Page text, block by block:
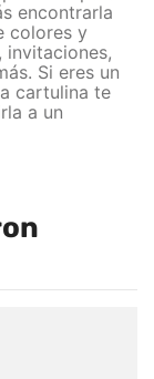
encontrarla
colores y
invitaciones,
Si eres un
cartulina te
a un